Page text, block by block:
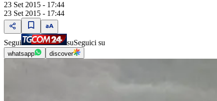
23 Set 2015 - 17:44
23 Set 2015 - 17:44
Segui suSeguici su
whatsapp discover